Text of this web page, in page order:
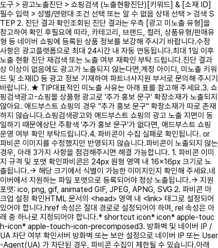
도구 > 광고노출진단 > 쇼핑검색 (노출현황진단)[키워드] & [소재 ID]
필수 입력 > 성별/연령대 조건 선택 또는 알 수 없음 상태 선택 > 검색 S
TEP 2. 진단 결과 확인조회된 진단 결과는 우측 [광고 미노출 유형]을
참고하여 확인 후필요에 따라, 카테고리, 브랜드, 컬러, 상품유형/판매유
형 등 네이버 쇼핑에 등록된 상품 정보를 보강해 주시기 바랍니다.수정
사항은 광고플랫폼으로 최대 24시간 내 자동 연동됩니다.최대 1일 이후
노출 현황 진단 재검색 또는 노출 여부 재확인 부탁 드립니다.진단 결과
상 이상이 없음에도 광고가 노출되지 않는다면,계정 아이디, 미노출 키워
드 및 소재ID 등 광고 정보 기재하여 파트너사지원 부서로 문의해 주시기
바랍니다. ★ TIP대표적인 미노출 사유는 아래 표를 참고해 주세요.3. 쇼
핑검색광고-쇼핑몰 상품형 광고로 '추가 홍보 문구' 확장소재가 노출되지
않아요. 애드부스트 쇼핑의 경우 "추가 홍보 문구" 확장소재가 따로 존재
하지 않습니다.쇼핑검색광고와 애드부스트 쇼핑의 광고 노출 지면이 동
일하기 때문에상단 주황색 '추가 홍보 문구'가 없다면, 애드부스트 쇼핑
운영 여부 확인 부탁드립니다.4. 파비콘이 수집 실패로 확인됩니다. or
파비콘 이미지를 수정했지만 반영되지 않습니다.파비콘이 노출되지 않는
경우, 아래 3가지 사항을 점검해주시면 해결 가능합니다. 1. 파비콘 이미
지 규격 및 포맷 확인파비콘은 24px 원형 영역 내 16×16px 크기로 노
출됩니다.→ 해당 크기에서 식별이 가능한 이미지인지 확인해 주세요.네
이버에서 지원하는 파일 포맷으로 등록되어야 정상 노출됩니다.→ 지원
포맷: ico, png, gif, animated GIF, JPEG, APNG, SVG 2. 파비콘 마
크업 설정 확인HTML 문서의 <head> 영역 내 <link> 태그로 설정되어
있어야 합니다.href 속성은 절대 경로로 설정되어야 하며, rel 속성은 아
래 중 하나로 지정되어야 합니다.* shortcut icon* icon* apple-touc
h-icon* apple-touch-icon-precomposed3. 방화벽 및 네이버 IP /
UA 차단 여부 확인서버 방화벽 또는 보안 설정으로 네이버 IP 또는 User
-Agent(UA) 가 차단된 경우, 파비콘 수집이 제한될 수 있습니다.아래